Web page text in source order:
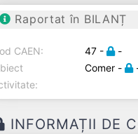
Raportat în BILANȚ
CAEN: 47 -
-
Comer -
INFORMAȚII DE